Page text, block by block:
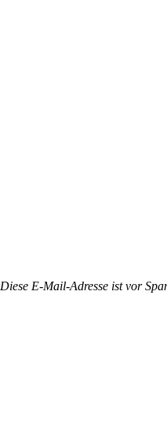
Diese E-Mail-Adresse ist vor